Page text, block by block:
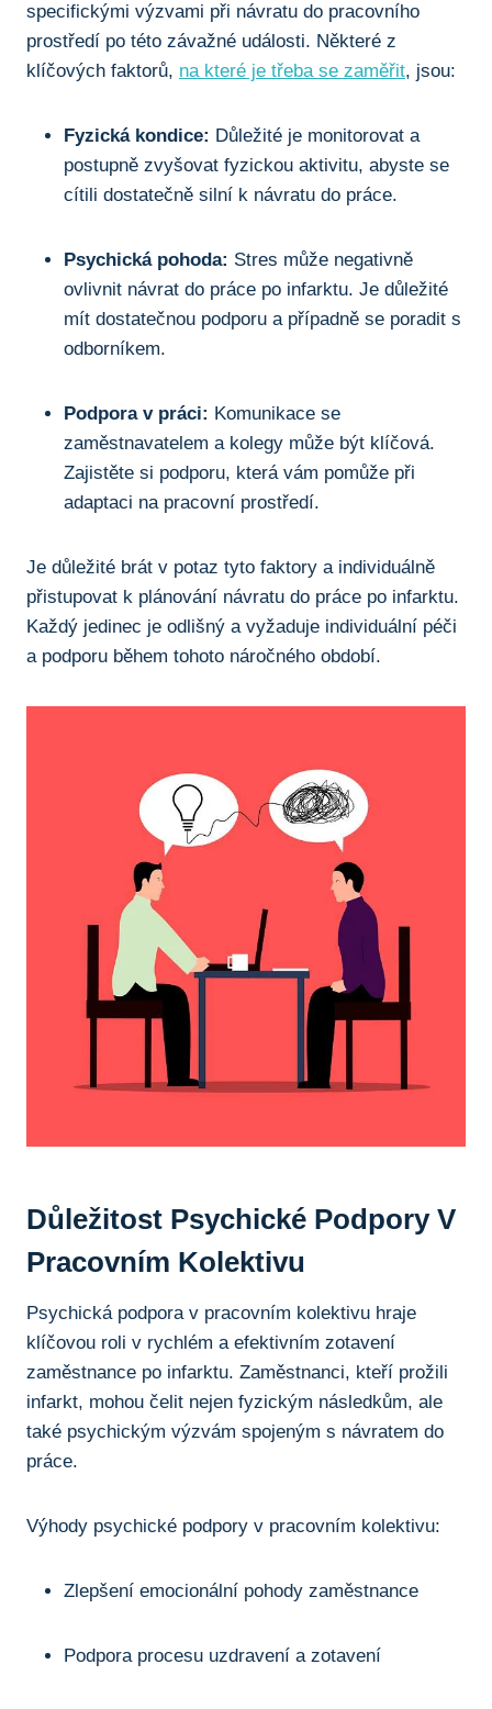
specifickými výzvami při návratu do pracovního
prostředí po této závažné události. Některé z
klíčových faktorů, na které je třeba se zaměřit, jsou:
Fyzická kondice: Důležité je monitorovat a
postupně zvyšovat fyzickou aktivitu, abyste se
cítili dostatečně silní k návratu do práce.
Psychická pohoda: Stres může negativně
ovlivnit návrat do práce po infarktu. Je důležité
mít dostatečnou podporu a případně se poradit s
odborníkem.
Podpora v práci: Komunikace se
zaměstnavatelem a kolegy může být klíčová.
Zajistěte si podporu, která vám pomůže při
adaptaci na pracovní prostředí.
Je důležité brát v potaz tyto faktory a individuálně
přistupovat k plánování návratu do práce po infarktu.
Každý jedinec je odlišný a vyžaduje individuální péči
a podporu během tohoto náročného období.
Důležitost Psychické Podpory V
Pracovním Kolektivu
Psychická podpora v pracovním kolektivu hraje
klíčovou roli v rychlém a efektivním zotavení
zaměstnance po infarktu. Zaměstnanci, kteří prožili
infarkt, mohou čelit nejen fyzickým následkům, ale
také psychickým výzvám spojeným s návratem do
práce.
Výhody psychické podpory v pracovním kolektivu:
Zlepšení emocionální pohody zaměstnance
Podpora procesu uzdravení a zotavení